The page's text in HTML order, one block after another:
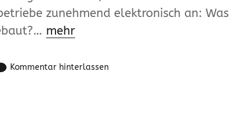
zunehmend elektronisch an: Was
mehr
Kommentar hinterlassen